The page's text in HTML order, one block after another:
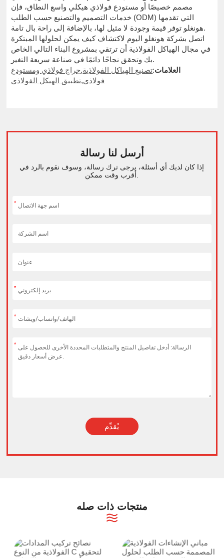
مصمم خصيصًا أو مستودع فولاذي هيكلي واسع النطاق، فإن
خدمات التصميم والتصنيع حسب الطلب (ODM) التي تقدمها
هونغلو توفر قيمة وجودة لا مثيل لها، بالإضافة إلى راحة بال تامة.
اتصل بشركة هونغلو اليوم لاكتشاف كيف يمكن لحلولها المبتكرة
في مجال الهياكل الفولاذية أن ترتقي بمشروع البناء التالي الخاص
بك وتحقق نجاحًا دائمًا في صناعة سريعة التغير.
العلامات:تصنيع الهياكل الفولاذية,جراج فولاذي ومستودع
فولاذي,تطبيق الهيكل الفولاذي
أرسل لنا رسالة
إذا كان لديك أي أسئلة، يرجى ترك رسالة، وسوف نقوم بالرد في
*
*
*
*
يُقدِّم
منتجات ذات صله